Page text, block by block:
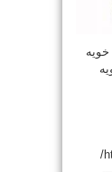
https://www.instagram.com/anjoman_brand/